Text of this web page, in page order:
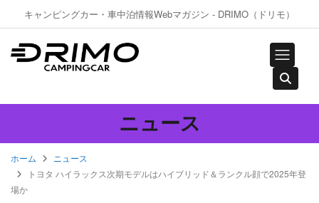
キャンピングカー・車中泊情報Webマガジン - DRIMO（ドリモ）
ニュース
ホーム
ニュース
トヨタ ハイラックス次期モデルはハイブリッド＆ランクル顔で2025年登
場か